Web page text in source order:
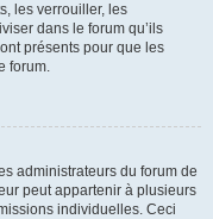
les verrouiller, les
dans le forum qu’ils
présents pour que les
forum.
administrateurs du forum de
peut appartenir à plusieurs
individuelles. Ceci